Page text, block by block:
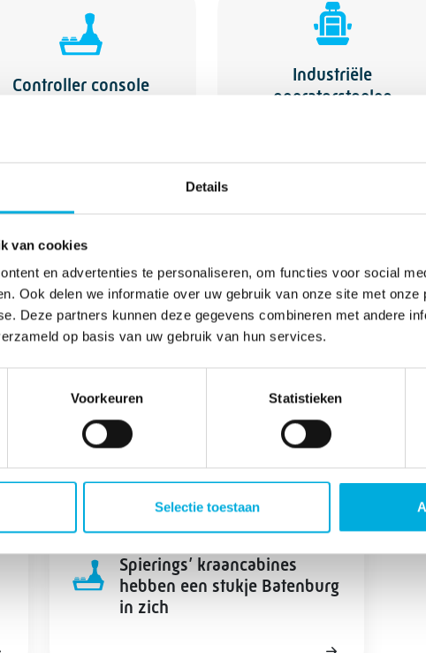
Details
van cookies
en advertenties te personaliseren, om functies voor social
Ook delen we informatie over uw gebruik van onze site met onze
Deze partners kunnen deze gegevens combineren met andere
op basis van uw gebruik van hun services.
Voorkeuren Statistieken
Selectie toestaan
Controller console
Industriële
operatorstoelen
mogelijk zijn? Bekijk dan deze
Spierings’ kraancabines
hebben een stukje Batenburg
in zich